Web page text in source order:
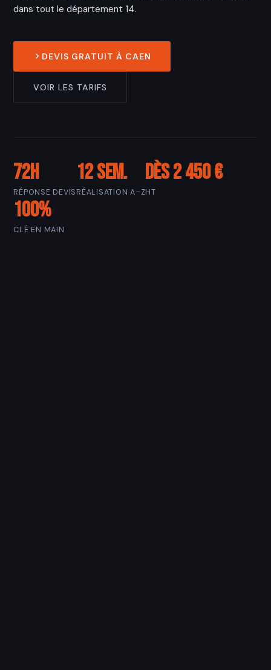
dans tout le département 14.
DEVIS GRATUIT À CAEN
VOIR LES TARIFS
72h
RÉPONSE DEVIS
12 sem.
RÉALISATION A–Z
Dès 2 450 €
HT
100%
CLÉ EN MAIN